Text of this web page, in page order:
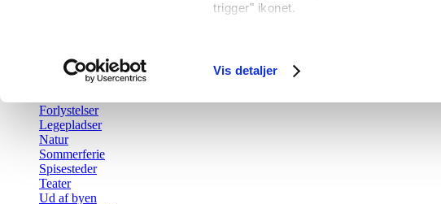
trigger" ikonet.
Indsamle præcise oplysninger
Vis detaljer
Børn i byen Prisen
Børnefødselsdag
Forlystelser
Legepladser
Natur
Sommerferie
Spisesteder
Teater
Ud af byen